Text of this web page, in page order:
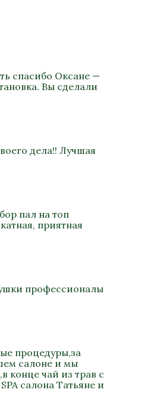
спасибо Оксане —
Вы сделали
дела!! Лучшая
пал на топ
приятная
профессионалы
процедуры,за
салоне и мы
конце чай из трав с
салона Татьяне и